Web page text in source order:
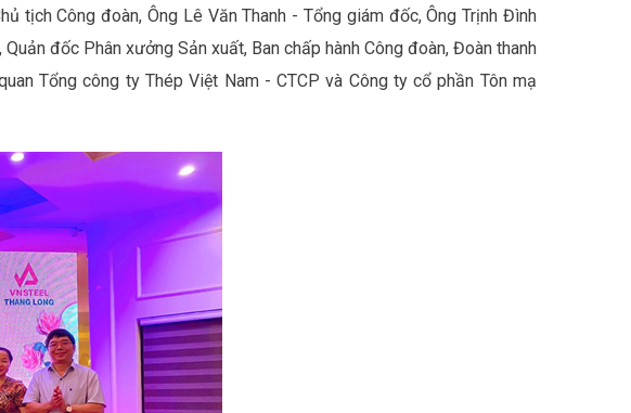
tịch Công đoàn, Ông Lê Văn Thanh - Tổng giám đốc, Ông Trịnh Đình
đốc Phân xưởng Sản xuất, Ban chấp hành Công đoàn, Đoàn thanh
Tổng công ty Thép Việt Nam - CTCP và Công ty cổ phần Tôn mạ